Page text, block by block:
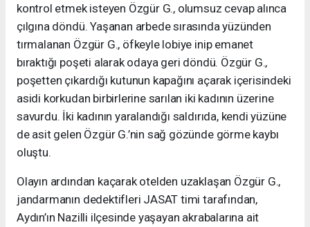
kontrol etmek isteyen Özgür G., olumsuz cevap alınca
çılgına döndü. Yaşanan arbede sırasında yüzünden
tırmalanan Özgür G., öfkeyle lobiye inip emanet
bıraktığı poşeti alarak odaya geri döndü. Özgür G.,
poşetten çıkardığı kutunun kapağını açarak içerisindeki
asidi korkudan birbirlerine sarılan iki kadının üzerine
savurdu. İki kadının yaralandığı saldırıda, kendi yüzüne
de asit gelen Özgür G.’nin sağ gözünde görme kaybı
oluştu.
Olayın ardından kaçarak otelden uzaklaşan Özgür G.,
jandarmanın dedektifleri JASAT timi tarafından,
Aydın’ın Nazilli ilçesinde yaşayan akrabalarına ait